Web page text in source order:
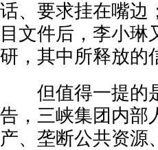
话、要求挂在嘴边
目文件后，李小琳
研，其中所释放的
但值得一提的是
告，三峡集团内部
产、垄断公共资源